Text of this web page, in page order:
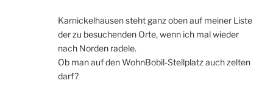
Karnickelhausen steht ganz oben auf meiner Liste
der zu besuchenden Orte, wenn ich mal wieder
nach Norden radele.
Ob man auf den WohnBobil-Stellplatz auch zelten
darf?